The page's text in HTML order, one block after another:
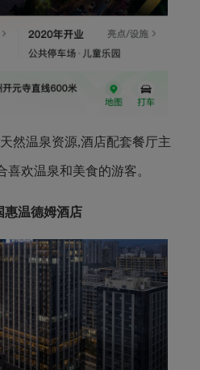
然温泉资源,酒店配套餐厅主
喜欢温泉和美食的游客。
惠温德姆酒店